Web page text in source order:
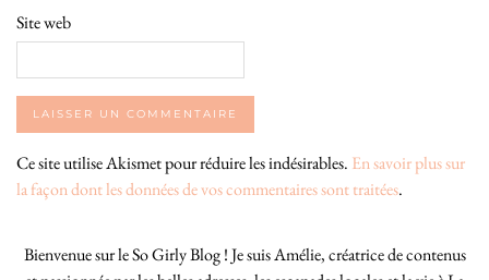
Site web
Ce site utilise Akismet pour réduire les indésirables. En savoir plus sur
la façon dont les données de vos commentaires sont traitées.
Bienvenue sur le So Girly Blog ! Je suis Amélie, créatrice de contenus